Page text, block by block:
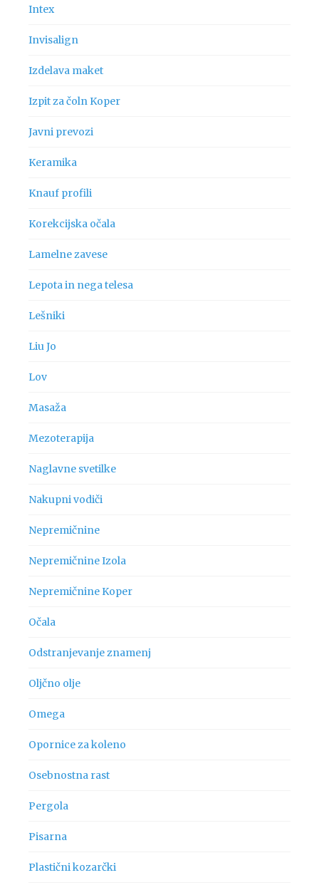
Intex
Invisalign
Izdelava maket
Izpit za čoln Koper
Javni prevozi
Keramika
Knauf profili
Korekcijska očala
Lamelne zavese
Lepota in nega telesa
Lešniki
Liu Jo
Lov
Masaža
Mezoterapija
Naglavne svetilke
Nakupni vodiči
Nepremičnine
Nepremičnine Izola
Nepremičnine Koper
Očala
Odstranjevanje znamenj
Oljčno olje
Omega
Opornice za koleno
Osebnostna rast
Pergola
Pisarna
Plastični kozarčki